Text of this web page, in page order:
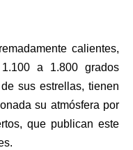
calientes,
a 1.800 grados
sus estrellas, tienen
su atmósfera por
que publican este
.